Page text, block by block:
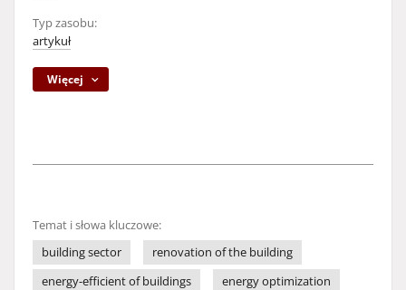
Typ zasobu:
artykuł
Więcej
Temat i słowa kluczowe:
building sector
renovation of the building
energy-efficient of buildings
energy optimization